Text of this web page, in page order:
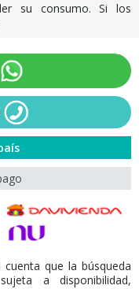
su consumo. Si los
que la búsqueda
a disponibilidad,